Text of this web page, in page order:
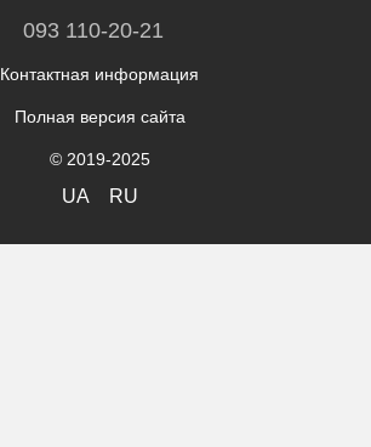
093 110-20-21
Контактная информация
Полная версия сайта
© 2019-2025
UA RU